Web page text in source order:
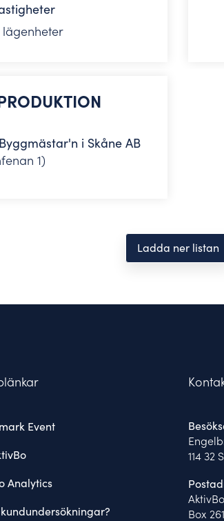
lägenheter
i Skåne AB
1)
Ladda ner listan
Event
Analytics
114 32
Box